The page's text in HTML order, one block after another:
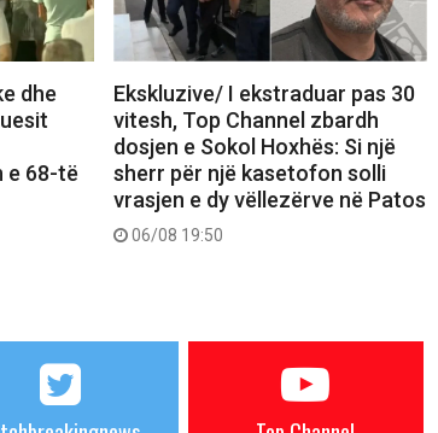
dhe
e 68-të
Ekskluzive/ I ekstraduar pas 30
vitesh, Top Channel zbardh
dosjen e Sokol Hoxhës: Si një
sherr për një kasetofon solli
vrasjen e dy vëllezërve në Patos
06/08 19:50